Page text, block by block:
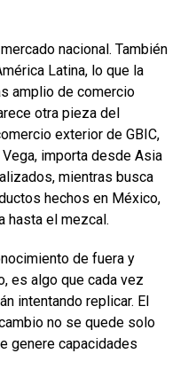
nacional. También
Latina, lo que la
amplio de comercio
otra pieza del
exterior de GBIC,
importa desde Asia
mientras busca
hechos en México,
hasta el mezcal.
de fuera y
es algo que cada vez
intentando replicar. El
no se quede solo
genere capacidades